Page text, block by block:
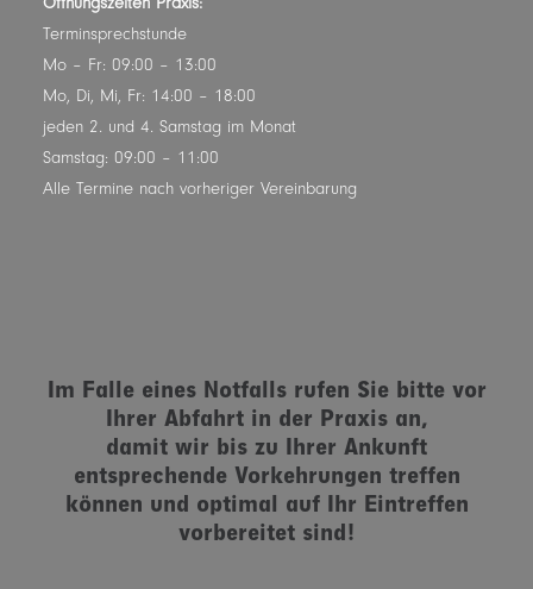
Terminsprechstunde
Mo – Fr: 09:00 – 13:00
Mo, Di, Mi, Fr: 14:00 – 18:00
jeden 2. und 4. Samstag im Monat
Samstag: 09:00 – 11:00
Alle Termine nach vorheriger Vereinbarung
Im Falle eines Notfalls rufen Sie bitte vor
Ihrer Abfahrt in der Praxis an,
damit wir bis zu Ihrer Ankunft
entsprechende Vorkehrungen treffen
können und optimal auf Ihr Eintreffen
vorbereitet sind!